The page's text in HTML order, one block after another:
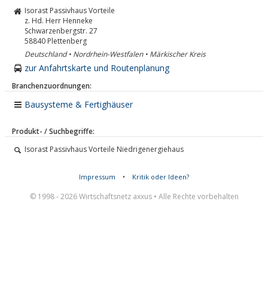
Isorast Passivhaus Vorteile
z. Hd. Herr Henneke
Schwarzenbergstr. 27
58840 Plettenberg
Deutschland • Nordrhein-Westfalen • Märkischer Kreis
zur Anfahrtskarte und Routenplanung
Branchenzuordnungen:
Bausysteme & Fertighäuser
Produkt- / Suchbegriffe:
Isorast Passivhaus Vorteile Niedrigenergiehaus
Impressum • Kritik oder Ideen?
© 1998 - 2026 Wirtschaftsnetz axxus • Alle Rechte vorbehalten